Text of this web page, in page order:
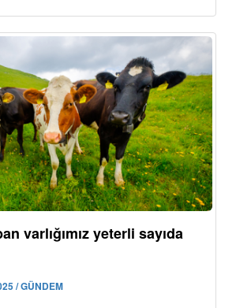
varlığımız yeterli sayıda
/ GÜNDEM